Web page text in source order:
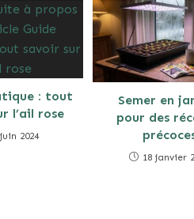
: tout
l’ail rose
2024
Semer en
pour des
18 janvier